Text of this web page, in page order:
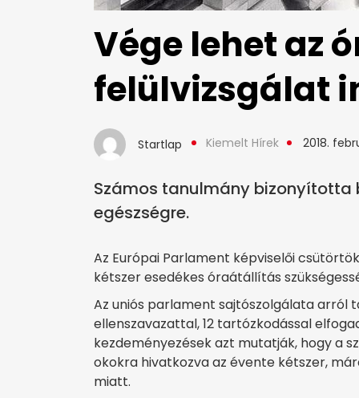
Vége lehet az
felülvizsgálat
Startlap Kiemelt Hírek 2018.
Számos tanulmány
egészségre.
Az Európai Parlament képviselői
kétszer esedékes óraátállítás
Az uniós parlament sajtószolgálata arról
ellenszavazattal, 12 tartózkodással
kezdeményezések azt mutatják, hogy a
okokra hivatkozva az évente kétszer,
miatt.